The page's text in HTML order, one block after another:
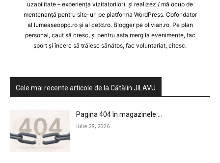
uzabilitate – experiența vizitatorilor), și realizez / mă ocup de
mentenanță pentru site-uri pe platforma WordPress. Cofondator
al lumeaseoppc.ro și al cetd.ro. Blogger pe olivian.ro. Pe plan
personal, caut să cresc, și pentru asta merg la evenimente, fac
sport și încerc să trăiesc sănătos, fac voluntariat, citesc.
Cele mai recente articole de la Cătălin JILAVU
Pagina 404 în magazinele ...
iulie 28, 2026